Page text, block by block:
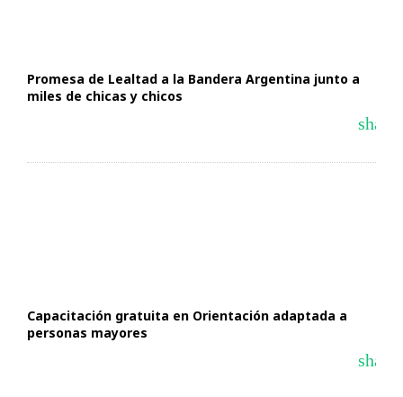
Promesa de Lealtad a la Bandera Argentina junto a
miles de chicas y chicos
share
Capacitación gratuita en Orientación adaptada a
personas mayores
share